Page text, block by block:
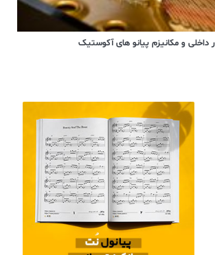
داخلی و مکانیزم پیانو های آکوستیک